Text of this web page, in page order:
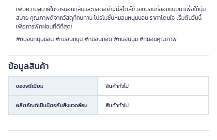
เพิ่มความสบายในการนอนหลับและกอดอย่างมีสไตล์ด้วยหมอนที่ออกแบบมาเพื่อให้นุ่ม
สบาย คุณภาพดีจากวัสดุที่ทนทาน โปรโมชั่นหมอนหนุนนอน ราคาโดนใจ เริ่มต้นวันนี้
เพื่อการพักผ่อนที่ดีที่สุด!
#หมอนหนุนนอน #หมอนหนุน #หมอนกอด #หมอนนุ่ม #หมอนคุณภาพ
ข้อมูลสินค้า
ของพรีเมียม สินค้าทั่วไป
ผลิตภัณฑ์เป็นมิตรกับสิ่งแวดล้อม สินค้าทั่วไป